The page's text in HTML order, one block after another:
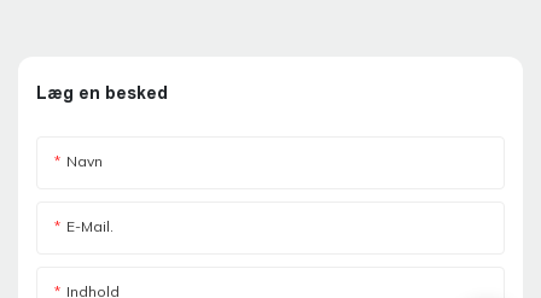
Læg en besked
Navn
E-Mail.
Indhold